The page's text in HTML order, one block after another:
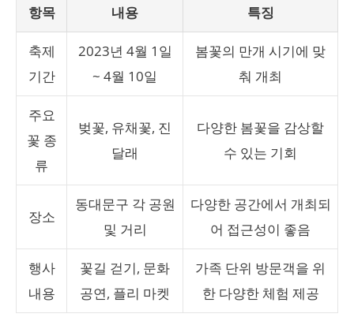
항목 내용 특징
축제
기간
2023년 4월 1일
~ 4월 10일
봄꽃의 만개 시기에 맞
춰 개최
주요
꽃 종
류
벚꽃, 유채꽃, 진
달래
다양한 봄꽃을 감상할
수 있는 기회
장소
동대문구 각 공원
및 거리
다양한 공간에서 개최되
어 접근성이 좋음
행사
내용
꽃길 걷기, 문화
공연, 플리 마켓
가족 단위 방문객을 위
한 다양한 체험 제공